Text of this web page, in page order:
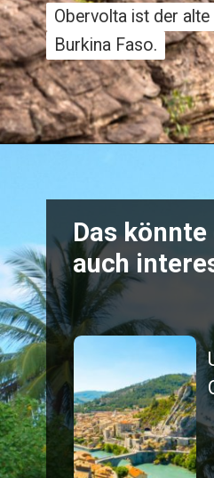
Obervolta ist der
Burkina Faso.
Obervolta ist der
Burkina Faso.
Das könnte
auch